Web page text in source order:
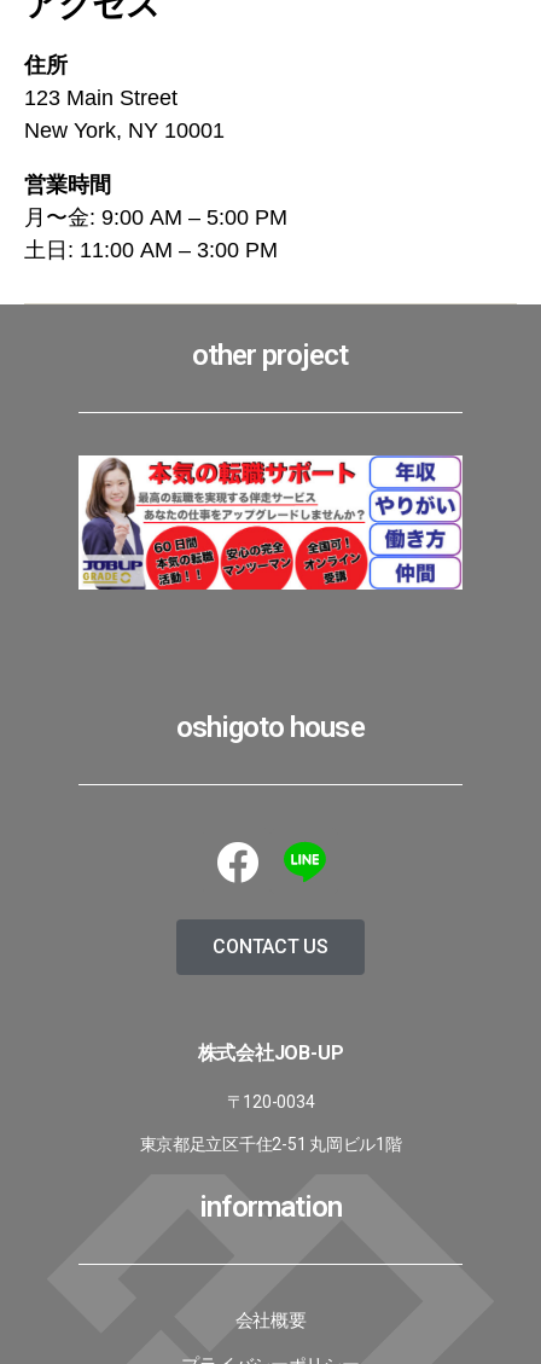
住所
123 Main Street
New York, NY 10001
営業時間
月〜金: 9:00 AM – 5:00 PM
土日: 11:00 AM – 3:00 PM
other project
oshigoto house
CONTACT US
株式会社JOB-UP
〒120-0034
東京都足立区千住2-51 丸岡ビル1階
information
会社概要